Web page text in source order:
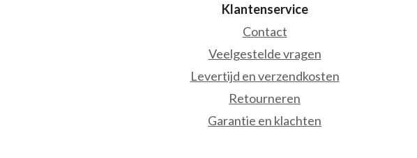
Klantenservice
Contact
Veelgestelde vragen
Levertijd en verzendkosten
Retourneren
Garantie en klachten